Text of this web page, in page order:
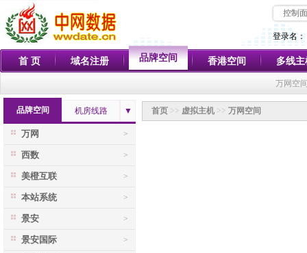
控制
登录名：
首 页 域名注册 品牌空间 香港空间 多线主
万网空
品牌空间 机房线路 ▼
>
万网
>
西数
>
美橙互联
>
本站系统
>
景安
>
景安国际
首页 >> 虚拟主机 >> 万网空间